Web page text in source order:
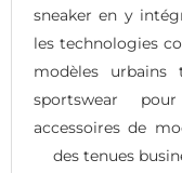
sneaker en y
les technologies
modèles urbains
sportswear
accessoires de
des tenues